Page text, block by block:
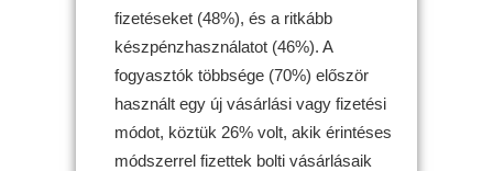
fizetéseket (48%), és a ritkább
készpénzhasználatot (46%). A
fogyasztók többsége (70%) először
használt egy új vásárlási vagy fizetési
módot, köztük 26% volt, akik érintéses
módszerrel fizettek bolti vásárlásaik